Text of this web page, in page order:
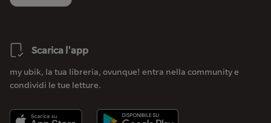
Scarica l'app
my ubik, la tua libreria, ovunque! entra nella community e
condividi le tue letture.